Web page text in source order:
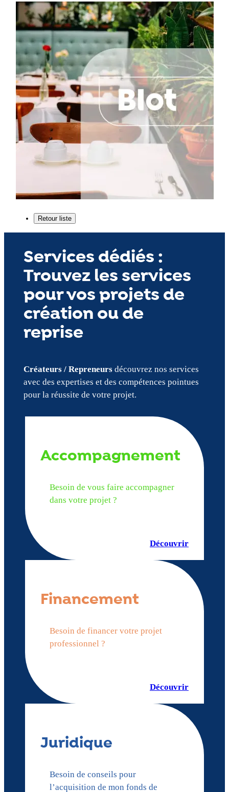
Services dédiés :
Trouvez les services
pour vos projets de
création ou de
reprise
Créateurs / Repreneursdécouvrez nos services
avec des expertises et des compétences pointues
pour la réussite de votre projet.
Accompagnement
Besoin de vous faire accompagner
dans votre projet ?
Découvrir
Financement
Besoin de financer votre projet
professionnel ?
Découvrir
Juridique
Besoin de conseils pour
l’acquisition de mon fonds de